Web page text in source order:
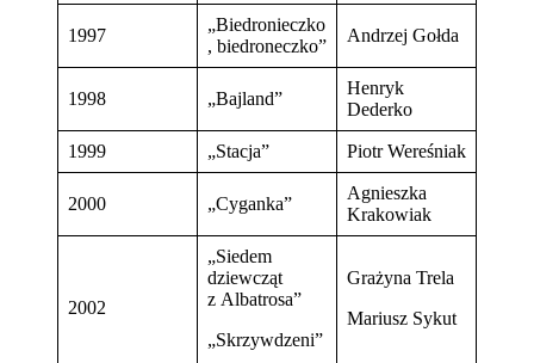
1997
„Biedronieczko
, biedroneczko”
Andrzej Gołda
1998 „Bajland”
Henryk
Dederko
1999 „Stacja” Piotr Wereśniak
2000 „Cyganka”
Agnieszka
Krakowiak
2002
„Siedem
dziewcząt
z Albatrosa”
„Skrzywdzeni”
Grażyna Trela
Mariusz Sykut